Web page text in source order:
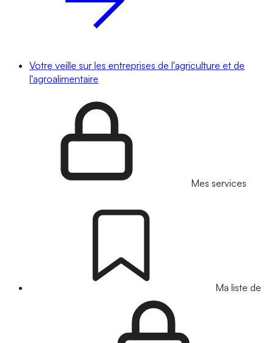
Votre veille sur les entreprises de l'agriculture et de
l'agroalimentaire
Mes services
Ma liste de